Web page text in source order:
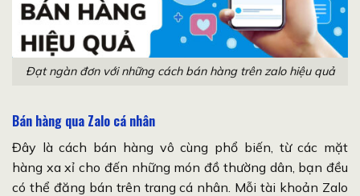
Đạt ngàn đơn với những cách bán hàng trên zalo hiệu quả
Bán hàng qua Zalo cá nhân
Đây là cách bán hàng vô cùng phổ biến, từ các mặt
hàng xa xỉ cho đến những món đồ thường dân, bạn đều
có thể đăng bán trên trang cá nhân. Mỗi tài khoản Zalo